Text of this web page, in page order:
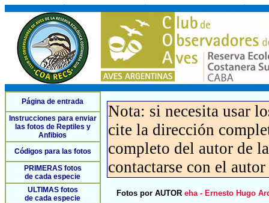
Página de entrada
Instrucciones para enviar
las fotos de Reptiles y
Anfibios
Códigos para las fotos
PRIMERAS fotos
de cada especie
ULTIMAS fotos
de cada especie
Nota: si necesita usar
cite la dirección
completo del autor de
contactarse con el
Fotos por AUTOR eha - Ernesto Hugo